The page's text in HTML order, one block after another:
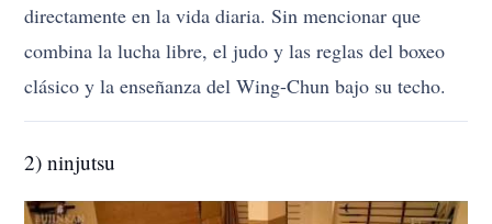
directamente en la vida diaria. Sin mencionar que
combina la lucha libre, el judo y las reglas del boxeo
clásico y la enseñanza del Wing-Chun bajo su techo.
2) ninjutsu